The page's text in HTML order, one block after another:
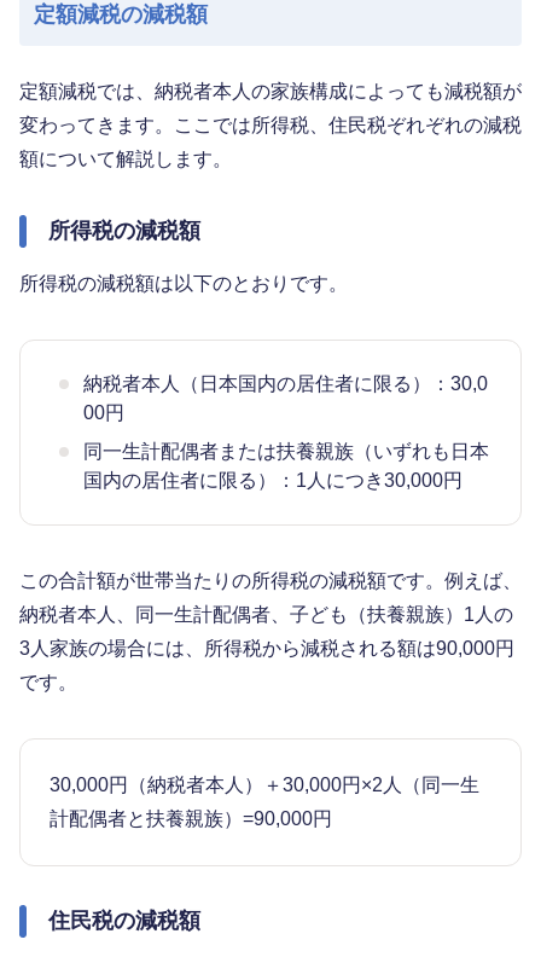
定額減税の減税額
定額減税では、納税者本人の家族構成によっても減税額が
変わってきます。ここでは所得税、住民税ぞれぞれの減税
額について解説します。
所得税の減税額
所得税の減税額は以下のとおりです。
納税者本人（日本国内の居住者に限る）：30,0
00円
同一生計配偶者または扶養親族（いずれも日本
国内の居住者に限る）：1人につき30,000円
この合計額が世帯当たりの所得税の減税額です。例えば、
納税者本人、同一生計配偶者、子ども（扶養親族）1人の
3人家族の場合には、所得税から減税される額は90,000円
です。
30,000円（納税者本人）＋30,000円×2人（同一生
計配偶者と扶養親族）=90,000円
住民税の減税額